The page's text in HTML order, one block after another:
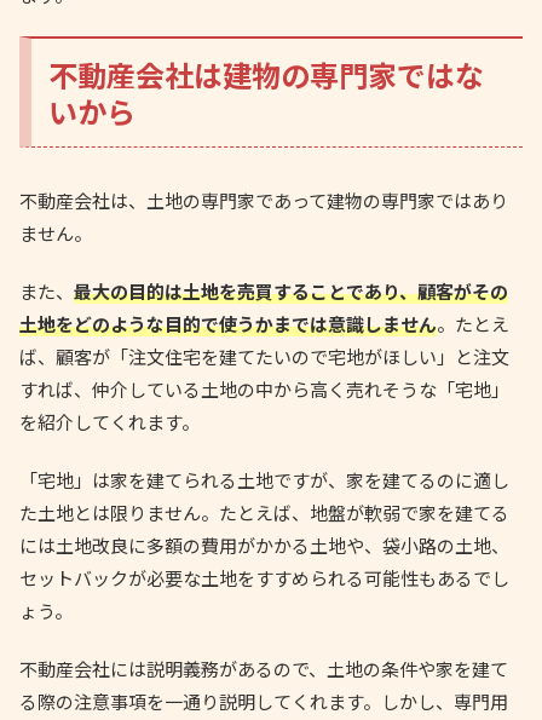
不動産会社は建物の専門家ではな
いから
不動産会社は、土地の専門家であって建物の専門家ではあり
ません。
また、 最大の目的は土地を売買することであり、顧客がその
土地をどのような目的で使うかまでは意識しません。たとえ
ば、顧客が「注文住宅を建てたいので宅地がほしい」と注文
すれば、仲介している土地の中から高く売れそうな「宅地」
を紹介してくれます。
「宅地」は家を建てられる土地ですが、家を建てるのに適し
た土地とは限りません。たとえば、地盤が軟弱で家を建てる
には土地改良に多額の費用がかかる土地や、袋小路の土地、
セットバックが必要な土地をすすめられる可能性もあるでし
ょう。
不動産会社には説明義務があるので、土地の条件や家を建て
る際の注意事項を一通り説明してくれます。しかし、専門用